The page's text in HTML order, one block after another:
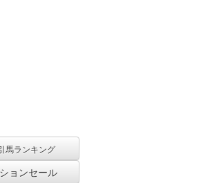
馬ランキング
ョンセール